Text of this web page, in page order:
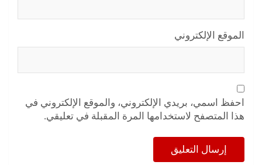
الموقع الإلكتروني
احفظ اسمي، بريدي الإلكتروني، والموقع الإلكتروني في
هذا المتصفح لاستخدامها المرة المقبلة في تعليقي.